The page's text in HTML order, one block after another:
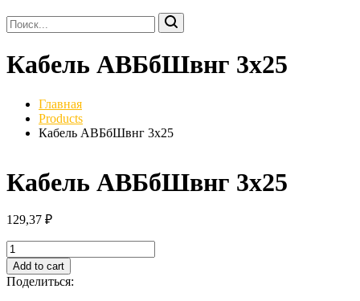
Кабель АВБбШвнг 3х25
Главная
Products
Кабель АВБбШвнг 3х25
Кабель АВБбШвнг 3х25
129,37 ₽
Кабель
АВБбШвнг
3х25
quantity
Add to cart
Поделиться: